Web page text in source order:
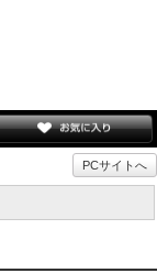
PCサイトへ